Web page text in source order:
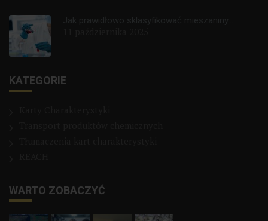
Jak prawidłowo sklasyfikować mieszaniny...
KATEGORIE
WARTO ZOBACZYĆ